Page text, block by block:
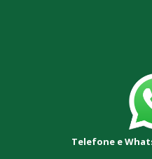
Telefone e